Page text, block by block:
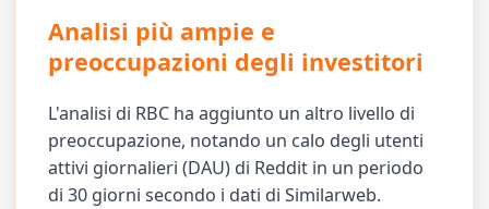
Analisi più ampie e
preoccupazioni degli investitori
L'analisi di RBC ha aggiunto un altro livello di
preoccupazione, notando un calo degli utenti
attivi giornalieri (DAU) di Reddit in un periodo
di 30 giorni secondo i dati di Similarweb.